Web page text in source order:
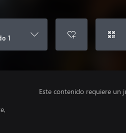
1
Este contenido requiere un